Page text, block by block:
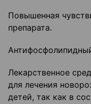
Повышенная
препарата.
Лекарственное
для лечения
детей, так как в